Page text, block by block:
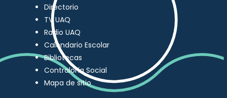
Directorio
TV UAQ
Radio UAQ
Calendario Escolar
Bibliotecas
Contraloría Social
Mapa de sitio